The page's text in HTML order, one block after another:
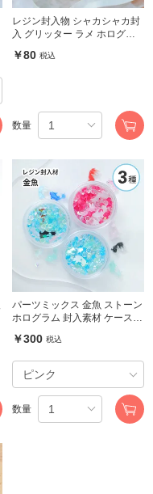
レジン封入物 シャカシャカ封
入 グリッター ラメ ホログラ
入り
￥80 税込
数量
パーツミックス 金魚 ストーン
ホログラム 封入素材 ケース入
￥300 税込
数量